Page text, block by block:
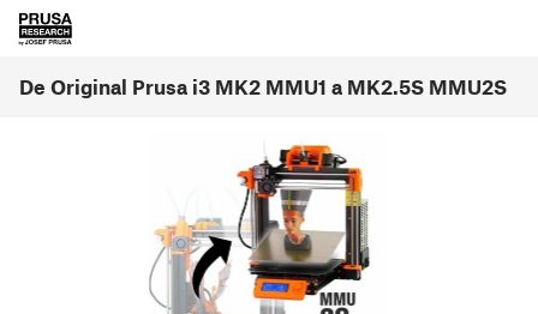
De Original Prusa i3 MK2 MMU1 a MK2.5S MMU2S